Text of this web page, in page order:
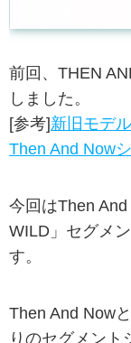
前回、THEN
しました。
[参考]新旧モデ
Then And Now
今回はThen
WILD」セグメ
す。
Then And Now
りのセグメント